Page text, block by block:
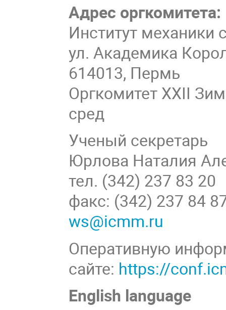
Адрес оргкомитета:
Институт
ул. Академика
614013, Пермь
Оргкомитет XXII
сред
Ученый секретарь
Юрлова Наталия
тел. (342) 237 83 20
факс: (342) 237 84
ws@icmm.ru
Оперативную
сайте: https://
English language